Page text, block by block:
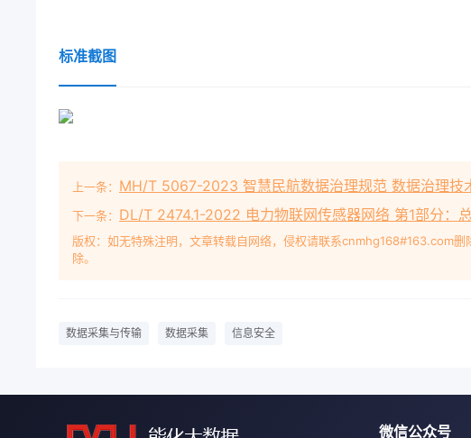
标准截图
上一条： MH/T 5067-2023 智慧民航数据治理规范 数据治理技
下一条： DL/T 2474.1-2022 电力物联网传感器网络 第1部分：
版权：如无特殊注明，文章转载自网络，侵权请联系cnmhg168#163.com
除。
数据采集与传输 数据采集 信息安全
微信公众号